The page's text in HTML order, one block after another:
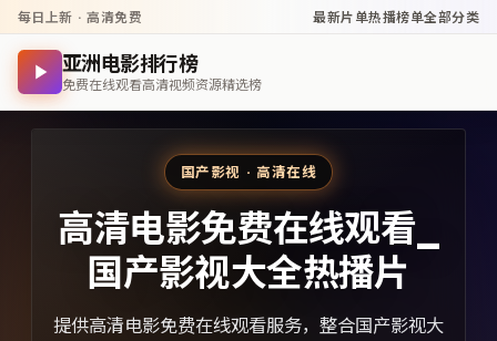
每日上新 · 高清免费 最新片单热播榜单全部分类
亚洲电影排行榜
免费在线观看高清视频资源精选榜
国产影视 · 高清在线
高清电影免费在线观看_
国产影视大全热播片
提供高清电影免费在线观看服务，整合国产影视大